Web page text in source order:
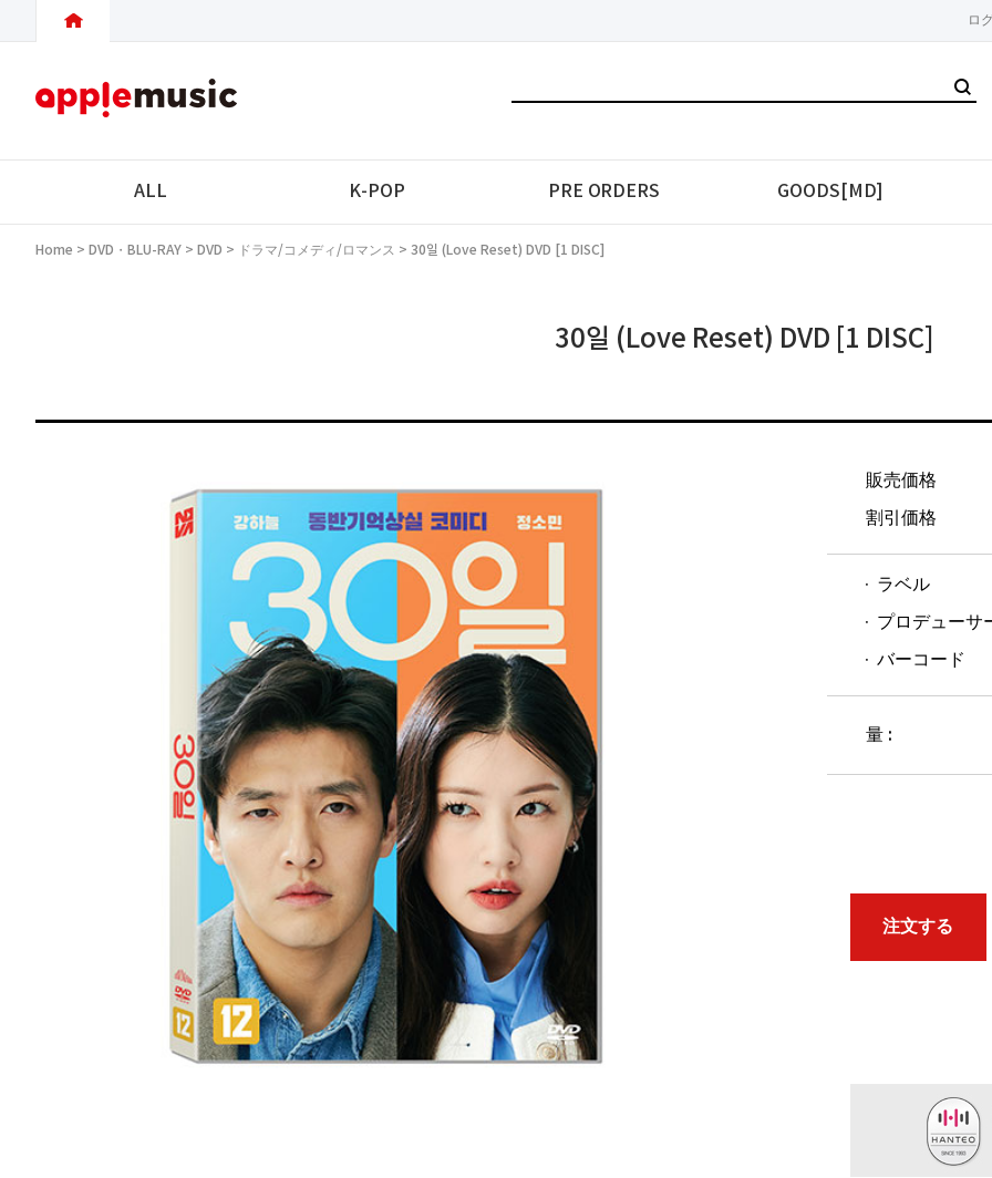
ロ
ALL K-POP PRE ORDERS GOODS[MD]
Home > DVD・BLU-RAY > DVD > ドラマ/コメディ/ロマンス > 30일 (Love Reset) DVD [1 DISC]
30일 (Love Reset) DVD [1 DISC]
販売価格
割引価格
ラベル
プロデューサ
バーコード
量 :
注文する